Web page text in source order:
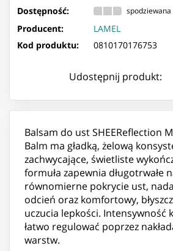
Dostępność: spodziewana
Producent:
LAMEL
Kod produktu:
0810170176753
Udostępnij produkt:
Balsam do ust SHEEReflection
Balm ma gładką, żelową
zachwycające, świetliste
formuła zapewnia długotrwałe
równomierne pokrycie ust,
odcień oraz komfortowy,
uczucia lepkości. Intensywność
łatwo regulować poprzez
warstw.